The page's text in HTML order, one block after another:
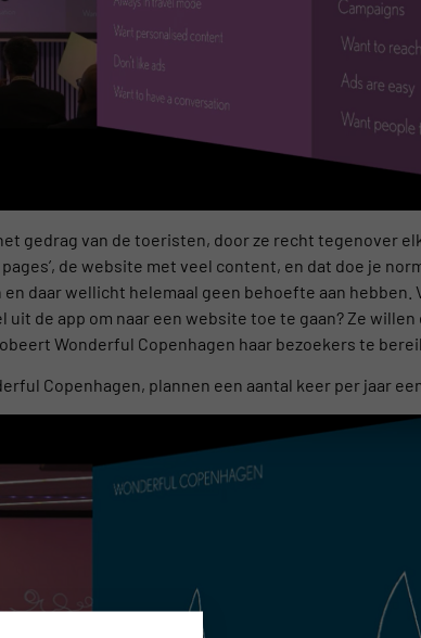
gedrag van de toeristen, door ze recht tegenover
de website met veel content, en dat doe je
daar wellicht helemaal geen behoefte aan hebben.
uit de app om naar een website toe te gaan? Ze
Wonderful Copenhagen haar bezoekers te
Copenhagen, plannen een aantal keer per jaar